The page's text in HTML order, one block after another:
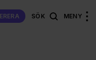
SÖK MENY